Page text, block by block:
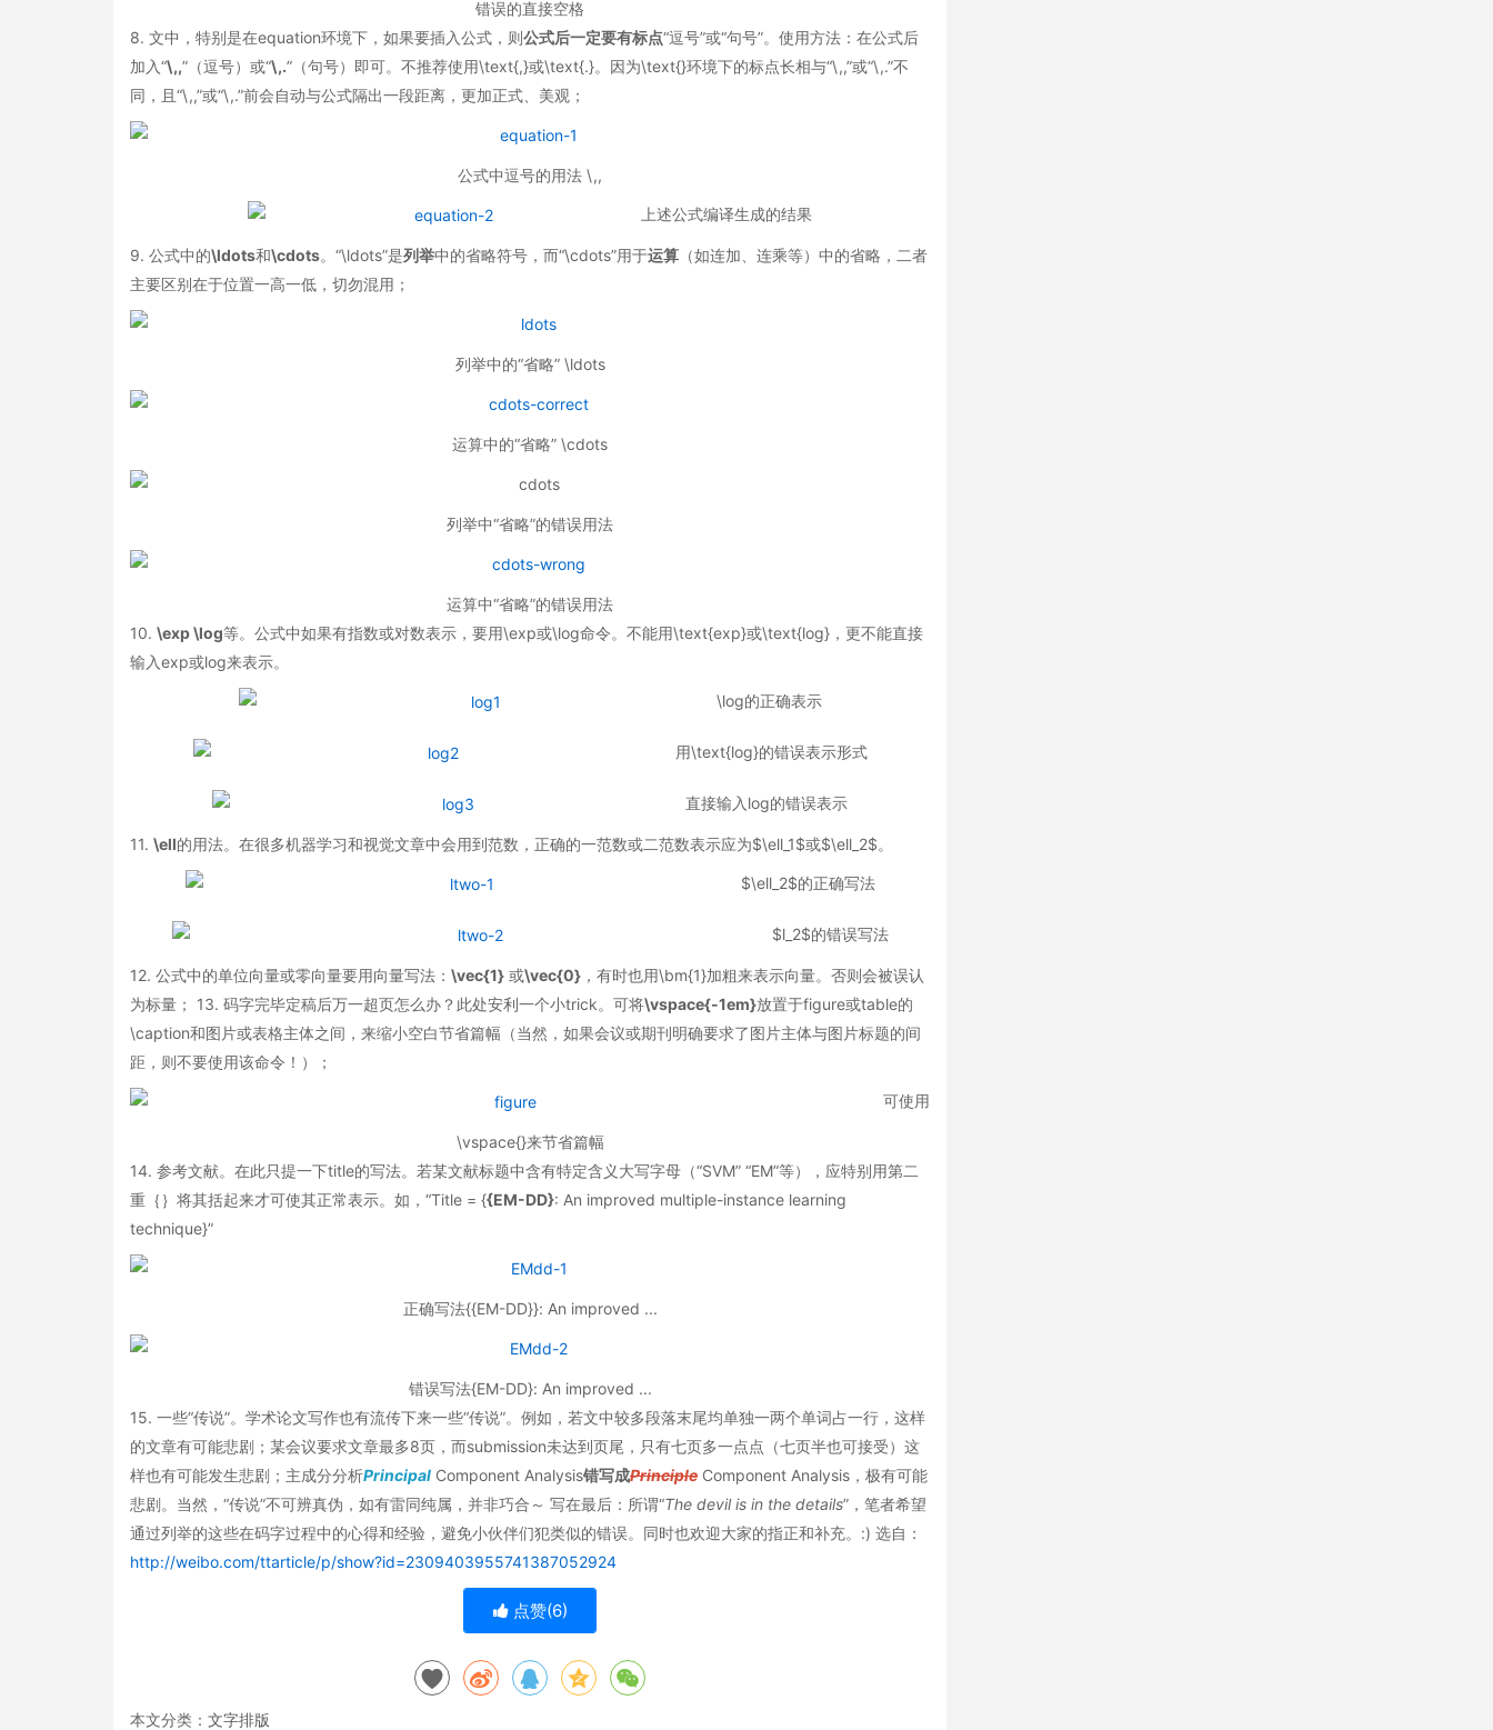
错误的直接空格
8. 文中，特别是在equation环境下，如果要插入公式，则公式后一定要有标点“逗号”或“句号”。使用方法：在公式后
加入“\,,”（逗号）或“\,.”（句号）即可。不推荐使用\text{,}或\text{.}。因为\text{}环境下的标点长相与“\,,”或“\,.”不
同，且“\,,”或“\,.”前会自动与公式隔出一段距离，更加正式、美观；
公式中逗号的用法 \,,
上述公式编译生成的结果
9. 公式中的\ldots和\cdots。“\ldots”是列举中的省略符号，而“\cdots”用于运算 （如连加、连乘等）中的省略，二者
主要区别在于位置一高一低，切勿混用；
列举中的“省略” \ldots
运算中的“省略” \cdots
列举中“省略”的错误用法
运算中“省略”的错误用法
10. \exp \log等。公式中如果有指数或对数表示，要用\exp或\log命令。不能用\text{exp}或\text{log}，更不能直接
输入exp或log来表示。
\log的正确表示
用\text{log}的错误表示形式
直接输入log的错误表示
11. \ell的用法。在很多机器学习和视觉文章中会用到范数，正确的一范数或二范数表示应为$\ell_1$或$\ell_2$。
$\ell_2$的正确写法
$l_2$的错误写法
12. 公式中的单位向量或零向量要用向量写法： \vec{1} 或\vec{0} ，有时也用\bm{1}加粗来表示向量。否则会被误认
为标量； 13. 码字完毕定稿后万一超页怎么办？此处安利一个小trick。可将\vspace{-1em}放置于figure或table的
\caption和图片或表格主体之间，来缩小空白节省篇幅（当然，如果会议或期刊明确要求了图片主体与图片标题的间
距，则不要使用该命令！）；
可使用
\vspace{}来节省篇幅
14. 参考文献。在此只提一下title的写法。若某文献标题中含有特定含义大写字母（“SVM” “EM”等），应特别用第二
重｛｝将其括起来才可使其正常表示。如，“Title = {{EM-DD}: An improved multiple-instance learning
technique}”
正确写法{{EM-DD}}: An improved ...
错误写法{EM-DD}: An improved ...
15. 一些“传说”。学术论文写作也有流传下来一些“传说”。例如，若文中较多段落末尾均单独一两个单词占一行，这样
的文章有可能悲剧；某会议要求文章最多8页，而submission未达到页尾，只有七页多一点点（七页半也可接受）这
样也有可能发生悲剧；主成分分析Principal Component Analysis错写成Principle Component Analysis，极有可能
悲剧。当然，“传说”不可辨真伪，如有雷同纯属，并非巧合～ 写在最后：所谓“The devil is in the details”，笔者希望
通过列举的这些在码字过程中的心得和经验，避免小伙伴们犯类似的错误。同时也欢迎大家的指正和补充。:) 选自：
http://weibo.com/ttarticle/p/show?id=2309403955741387052924
点赞(6)
本文分类： 文字排版